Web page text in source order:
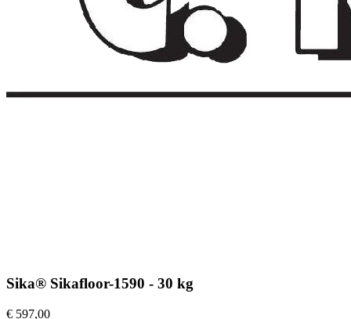
Sika® Sikafloor-1590 - 30 kg
€ 597,00